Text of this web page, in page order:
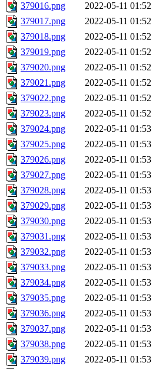
379016.png
2022-05-11 01:52
379017.png
2022-05-11 01:52
379018.png
2022-05-11 01:52
379019.png
2022-05-11 01:52
379020.png
2022-05-11 01:52
379021.png
2022-05-11 01:52
379022.png
2022-05-11 01:52
379023.png
2022-05-11 01:52
379024.png
2022-05-11 01:53
379025.png
2022-05-11 01:53
379026.png
2022-05-11 01:53
379027.png
2022-05-11 01:53
379028.png
2022-05-11 01:53
379029.png
2022-05-11 01:53
379030.png
2022-05-11 01:53
379031.png
2022-05-11 01:53
379032.png
2022-05-11 01:53
379033.png
2022-05-11 01:53
379034.png
2022-05-11 01:53
379035.png
2022-05-11 01:53
379036.png
2022-05-11 01:53
379037.png
2022-05-11 01:53
379038.png
2022-05-11 01:53
379039.png
2022-05-11 01:53